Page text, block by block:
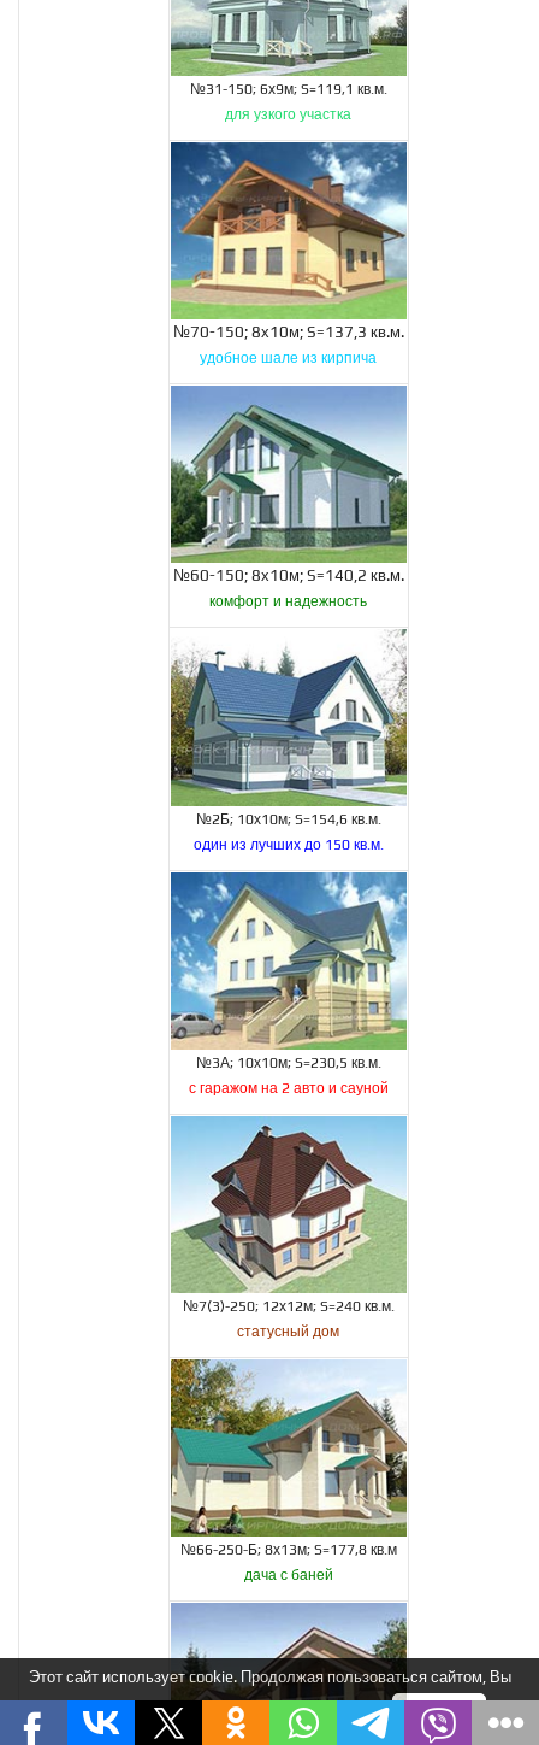
№31-150; 6х9м; S=119,1 кв.м.
для узкого участка
№70-150; 8х10м; S=137,3 кв.м.
удобное шале из кирпича
№60-150; 8х10м; S=140,2 кв.м.
комфорт и надежность
№2Б; 10х10м; S=154,6 кв.м.
один из лучших до 150 кв.м.
№3А; 10х10м; S=230,5 кв.м.
с гаражом на 2 авто и сауной
№7(3)-250; 12х12м; S=240 кв.м.
статусный дом
№66-250-Б; 8х13м; S=177,8 кв.м
дача с баней
Этот сайт использует cookie. Продолжая пользоваться сайтом, Вы
соглашаетесь на использование нами cookie. Я понимаю